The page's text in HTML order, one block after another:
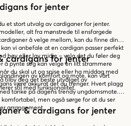
for jenter
et stort utvalg av cardiganer for jenter.
alt fra mønstrede til ensfargede
å velge mellom, kan du finne dine
vi anbefale at en cardigan passer perfekt
høy eller lav midje – velg det du føler deg
å pynte seg kan velge en litt strammere
du skal ut og spise eller ha middag med
tilby deg det beste utvalget av
stil med funksjonalitet.
cardigans for jenter
av komfort og mote, kan vårt
være akkurat det du trenger. Hvert plagg
tanke på dagens trendy ungdomsmote.
men også sørge for at du ser
arrangement.
& cardigans for jenter